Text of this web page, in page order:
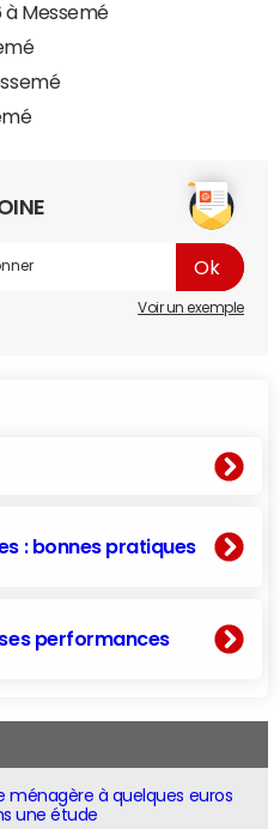
à Messemé
Voir un exemple
: bonnes pratiques
performances
ménagère à quelques euros
une étude